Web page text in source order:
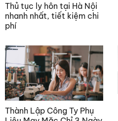
Thủ tục ly hôn tại Hà Nội
nhanh nhất, tiết kiệm chi
phí
Thành Lập Công Ty Phụ